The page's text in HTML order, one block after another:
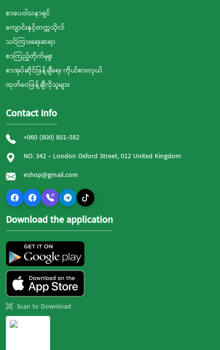
စာပေဝါသနာရှင်
ကျောင်းနှင့်တက္ကသိုလ်
သင်ကြားရေးဆရာ
စာကြည့်တိုက်မှူး
စာအုပ်ဆိုင်ဖြန့်ချီရေး ကိုယ်စားလှယ်
ထုတ်ဝေဖြန့်ချီလိုသူများ
Contact Info
+060 (800) 801-582
NO. 342 - London Oxford Street, 012 United Kingdom
eshop@gmail.com
Download the application
Scan to Download